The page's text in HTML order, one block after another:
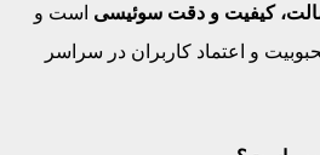
کیفیت و دقت سوئیسی است و
و اعتماد کاربران در سراسر